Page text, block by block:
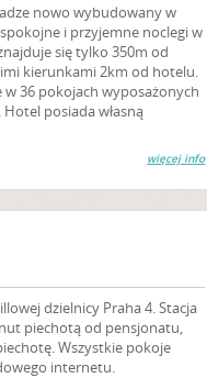
nowo wybudowany w
i przyjemne noclegi w
się tylko 350m od
kierunkami 2km od hotelu.
36 pokojach wyposażonych
Hotel posiada własną
więcej info
dzielnicy Praha 4. Stacja
piechotą od pensjonatu,
Wszystkie pokoje
internetu.